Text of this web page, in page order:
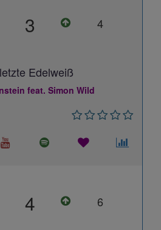
3 4
Edelweiß
feat. Simon Wild
4 6